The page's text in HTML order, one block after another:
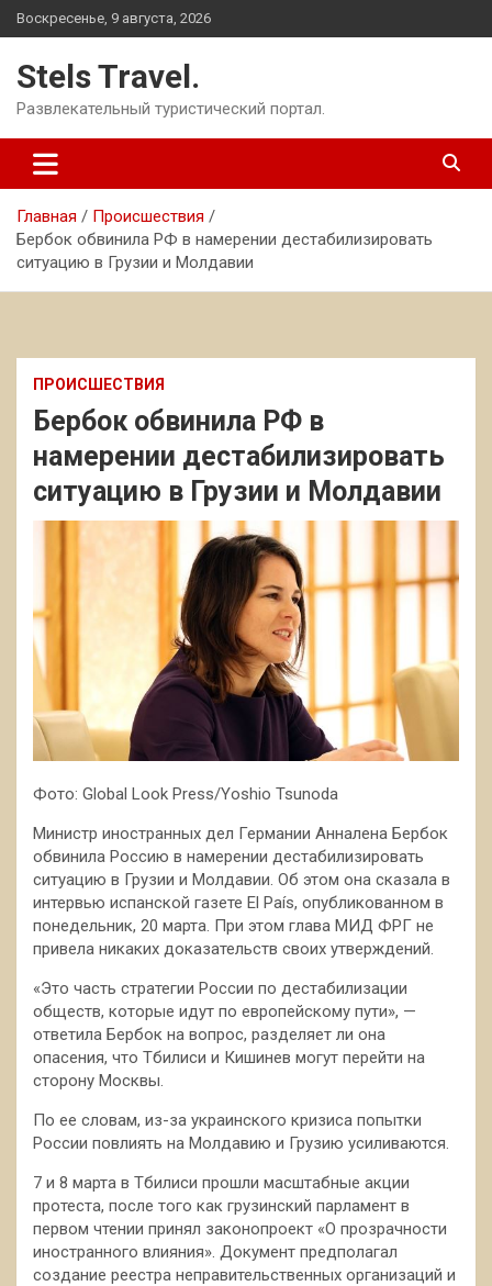
Перейти
к
Воскресенье, 9 августа, 2026
Stels Travel.
Развлекательный туристический портал.
Главная
Происшествия
Бербок обвинила РФ в намерении дестабилизировать
ситуацию в Грузии и Молдавии
ПРОИСШЕСТВИЯ
Бербок обвинила РФ в
намерении дестабилизировать
ситуацию в Грузии и Молдавии
Фото: Global Look Press/Yoshio Tsunoda
Министр иностранных дел Германии Анналена Бербок
обвинила Россию в намерении дестабилизировать
ситуацию в Грузии и Молдавии. Об этом она сказала в
интервью испанской газете El País, опубликованном в
понедельник, 20 марта. При этом глава МИД ФРГ не
привела никаких доказательств своих утверждений.
«Это часть стратегии России по дестабилизации
обществ, которые идут по европейскому пути», —
ответила Бербок на вопрос, разделяет ли она
опасения, что Тбилиси и Кишинев могут перейти на
сторону Москвы.
По ее словам, из-за украинского кризиса попытки
России повлиять на Молдавию и Грузию усиливаются.
7 и 8 марта в Тбилиси прошли масштабные акции
протеста, после того как грузинский парламент в
первом чтении принял законопроект «О прозрачности
иностранного влияния». Документ предполагал
создание реестра неправительственных организаций и